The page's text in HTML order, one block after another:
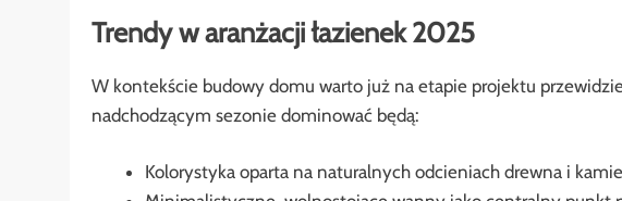
Trendy w aranżacji łazienek 2025
W kontekście budowy domu warto już na etapie projektu
nadchodzącym sezonie dominować będą:
Kolorystyka oparta na naturalnych odcieniach drewna i